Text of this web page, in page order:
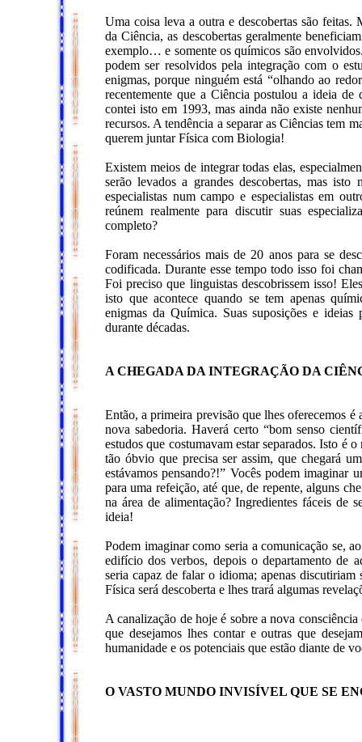
Uma coisa leva a outra e descobertas são feitas.
da Ciência, as descobertas geralmente
exemplo… e somente os químicos são
podem ser resolvidos pela integração com o
enigmas, porque ninguém está “olhando ao
recentemente que a Ciência postulou a ideia
contei isto em 1993, mas ainda não existe
recursos. A tendência a separar as Ciências tem
querem juntar Física com Biologia!
Existem meios de integrar todas elas,
serão levados a grandes descobertas, mas isto
especialistas num campo e especialistas em
reúnem realmente para discutir suas
completo?
Foram necessários mais de 20 anos para se
codificada. Durante esse tempo todo isso foi
Foi preciso que linguistas descobrissem isso!
isto que acontece quando se tem apenas
enigmas da Química. Suas suposições e ideias
durante décadas.
A CHEGADA DA INTEGRAÇÃO DA
Então, a primeira previsão que lhes oferecemos
nova sabedoria. Haverá certo “bom senso
estudos que costumavam estar separados. Isto é
tão óbvio que precisa ser assim, que chegará
estávamos pensando?!” Vocês podem
para uma refeição, até que, de repente, alguns
na área de alimentação? Ingredientes fáceis de
ideia!
Podem imaginar como seria a comunicação se,
edifício dos verbos, depois o departamento de
seria capaz de falar o idioma; apenas
Física será descoberta e lhes trará algumas
A canalização de hoje é sobre a nova
que desejamos lhes contar e outras que
humanidade e os potenciais que estão diante de
O VASTO MUNDO INVISÍVEL QUE SE